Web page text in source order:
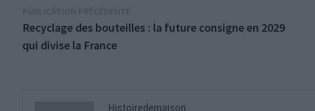
de
l’article
précédente :
Recyclage des bouteilles : la future consigne en 2029
qui divise la France
Histoiredemaison